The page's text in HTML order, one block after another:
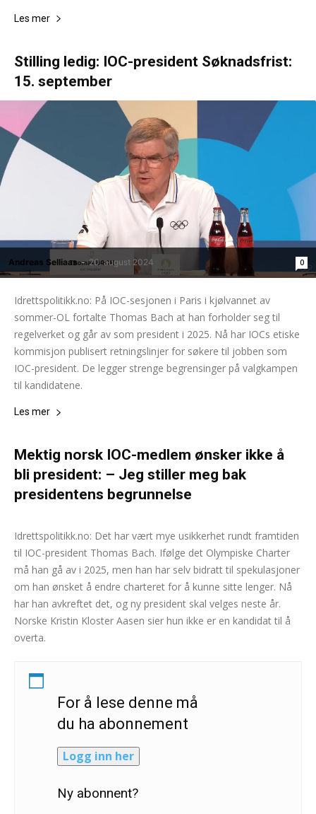
Les mer
Stilling ledig: IOC-president Søknadsfrist:
15. september
Andreas Selliaas - 20. august 2024 0
Idrettspolitikk.no: På IOC-sesjonen i Paris i kjølvannet av
sommer-OL fortalte Thomas Bach at han forholder seg til
regelverket og går av som president i 2025. Nå har IOCs etiske
kommisjon publisert retningslinjer for søkere til jobben som
IOC-president. De legger strenge begrensinger på valgkampen
til kandidatene.
Les mer
Mektig norsk IOC-medlem ønsker ikke å
bli president: – Jeg stiller meg bak
presidentens begrunnelse
Andreas Selliaas - 13. august 2024
Idrettspolitikk.no: Det har vært mye usikkerhet rundt framtiden
til IOC-president Thomas Bach. Ifølge det Olympiske Charter
må han gå av i 2025, men han har selv bidratt til spekulasjoner
om han ønsket å endre charteret for å kunne sitte lenger. Nå
har han avkreftet det, og ny president skal velges neste år.
Norske Kristin Kloster Aasen sier hun ikke er en kandidat til å
overta.
For å lese denne må
du ha abonnement
Logg inn her
Ny abonnent?